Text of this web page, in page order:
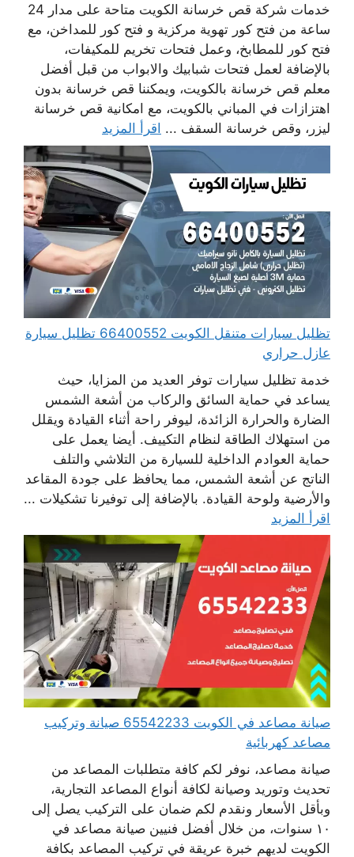
خدمات شركة قص خرسانة الكويت متاحة على مدار 24
ساعة من فتح كور تهوية مركزية و فتح كور للمداخن، مع
فتح كور للمطابخ، وعمل فتحات تخريم للمكيفات،
بالإضافة لعمل فتحات شبابيك والابواب من قبل أفضل
معلم قص خرسانة بالكويت، ويمكننا قص خرسانة بدون
اهتزازات في المباني بالكويت، مع امكانية قص خرسانة
ليزر، وقص خرسانة السقف ... اقرأ المزيد
تظليل سيارات متنقل الكويت 66400552 تظليل سيارة
عازل حراري
خدمة تظليل سيارات توفر العديد من المزايا، حيث
يساعد في حماية السائق والركاب من أشعة الشمس
الضارة والحرارة الزائدة، ليوفر راحة أثناء القيادة ويقلل
من استهلاك الطاقة لنظام التكييف. أيضا يعمل على
حماية العوادم الداخلية للسيارة من التلاشي والتلف
الناتج عن أشعة الشمس، مما يحافظ على جودة المقاعد
والأرضية ولوحة القيادة. بالإضافة إلى توفيرنا تشكيلات ...
اقرأ المزيد
صيانة مصاعد في الكويت 65542233 صيانة وتركيب
مصاعد كهربائية
صيانة مصاعد، نوفر لكم كافة متطلبات المصاعد من
تحديث وتوريد وصيانة لكافة أنواع المصاعد التجارية،
وبأقل الأسعار ونقدم لكم ضمان على التركيب يصل إلى
١٠ سنوات، من خلال أفضل فنيين صيانة مصاعد في
الكويت لديهم خبرة عريقة في تركيب المصاعد بكافة